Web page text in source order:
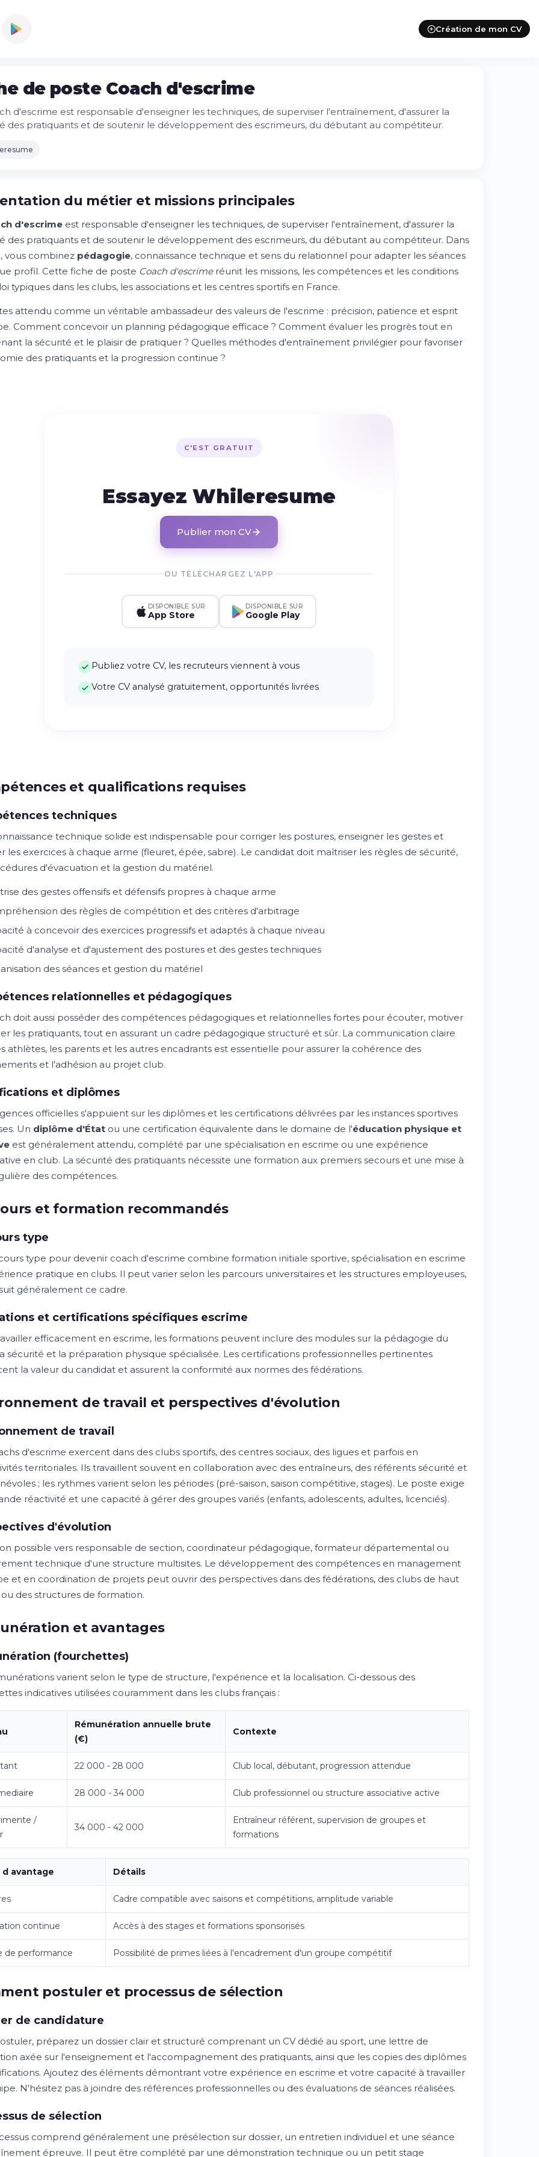
Création de mon CV
de poste Coach d'escrime
d'escrime est responsable d'enseigner les techniques, de superviser l'entraînement, d'assurer la
des pratiquants et de soutenir le développement des escrimeurs, du débutant au compétiteur.
du métier et missions principales
d'escrime est responsable d'enseigner les techniques, de superviser l'entraînement, d'assurer la
des pratiquants et de soutenir le développement des escrimeurs, du débutant au compétiteur. Dans
vous combinez pédagogie, connaissance technique et sens du relationnel pour adapter les séances
profil. Cette fiche de poste Coach d'escrimeréunit les missions, les compétences et les conditions
typiques dans les clubs, les associations et les centres sportifs en France.
attendu comme un véritable ambassadeur des valeurs de l'escrime : précision, patience et esprit
Comment concevoir un planning pédagogique efficace ? Comment évaluer les progrès tout en
la sécurité et le plaisir de pratiquer ? Quelles méthodes d'entraînement privilégier pour favoriser
des pratiquants et la progression continue ?
C'EST GRATUIT
Essayez Whileresume
Publier mon CV
OU TÉLÉCHARGEZ L'APP
DISPONIBLE SUR
App Store
DISPONIBLE SUR
Google Play
Publiez votre CV, les recruteurs viennent à vous
Votre CV analysé gratuitement, opportunités livrées
et qualifications requises
techniques
technique solide est indispensable pour corriger les postures, enseigner les gestes et
les exercices à chaque arme (fleuret, épée, sabre). Le candidat doit maîtriser les règles de sécurité,
d'évacuation et la gestion du matériel.
des gestes offensifs et défensifs propres à chaque arme
des règles de compétition et des critères d'arbitrage
à concevoir des exercices progressifs et adaptés à chaque niveau
d'analyse et d'ajustement des postures et des gestes techniques
des séances et gestion du matériel
relationnelles et pédagogiques
doit aussi posséder des compétences pédagogiques et relationnelles fortes pour écouter, motiver
les pratiquants, tout en assurant un cadre pédagogique structuré et sûr. La communication claire
athlètes, les parents et les autres encadrants est essentielle pour assurer la cohérence des
et l'adhésion au projet club.
et diplômes
officielles s'appuient sur les diplômes et les certifications délivrées par les instances sportives
Un diplôme d'État ou une certification équivalente dans le domaine de l'éducation physique et
est généralement attendu, complété par une spécialisation en escrime ou une expérience
en club. La sécurité des pratiquants nécessite une formation aux premiers secours et une mise à
des compétences.
et formation recommandés
type
type pour devenir coach d'escrime combine formation initiale sportive, spécialisation en escrime
pratique en clubs. Il peut varier selon les parcours universitaires et les structures employeuses,
généralement ce cadre.
et certifications spécifiques escrime
efficacement en escrime, les formations peuvent inclure des modules sur la pédagogie du
sécurité et la préparation physique spécialisée. Les certifications professionnelles pertinentes
la valeur du candidat et assurent la conformité aux normes des fédérations.
de travail et perspectives d'évolution
de travail
d'escrime exercent dans des clubs sportifs, des centres sociaux, des ligues et parfois en
territoriales. Ils travaillent souvent en collaboration avec des entraîneurs, des référents sécurité et
; les rythmes varient selon les périodes (pré-saison, saison compétitive, stages). Le poste exige
réactivité et une capacité à gérer des groupes variés (enfants, adolescents, adultes, licenciés).
d'évolution
possible vers responsable de section, coordinateur pédagogique, formateur départemental ou
technique d'une structure multisites. Le développement des compétences en management
et en coordination de projets peut ouvrir des perspectives dans des fédérations, des clubs de haut
des structures de formation.
et avantages
(fourchettes)
varient selon le type de structure, l'expérience et la localisation. Ci-dessous des
indicatives utilisées couramment dans les clubs français :
Rémunération annuelle brute
(€)
Contexte
22 000 - 28 000 Club local, débutant, progression attendue
28 000 - 34 000 Club professionnel ou structure associative active
/
34 000 - 42 000
Entraîneur référent, supervision de groupes et
formations
d avantage Détails
Cadre compatible avec saisons et compétitions, amplitude variable
continue Accès à des stages et formations sponsorisés
de performance Possibilité de primes liées à l'encadrement d'un groupe compétitif
postuler et processus de sélection
de candidature
préparez un dossier clair et structuré comprenant un CV dédié au sport, une lettre de
axée sur l'enseignement et l'accompagnement des pratiquants, ainsi que les copies des diplômes
Ajoutez des éléments démontrant votre expérience en escrime et votre capacité à travailler
N'hésitez pas à joindre des références professionnelles ou des évaluations de séances réalisées.
de sélection
comprend généralement une présélection sur dossier, un entretien individuel et une séance
épreuve. Il peut être complété par une démonstration technique ou un petit stage